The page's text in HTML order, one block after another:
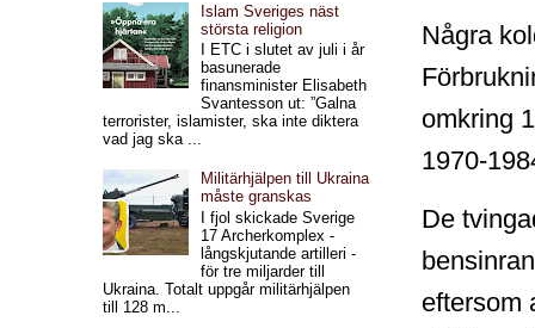
Några
omkring
1970-
De
eftersom
Islam Sveriges näst
största religion
I ETC i slutet av juli i år
basunerade
finansminister Elisabeth
Svantesson ut: ”Galna
terrorister, islamister, ska inte diktera
vad jag ska ...
Militärhjälpen till Ukraina
måste granskas
I fjol skickade Sverige
17 Archerkomplex -
långskjutande artilleri -
för tre miljarder till
Ukraina. Totalt uppgår militärhjälpen
till 128 m...